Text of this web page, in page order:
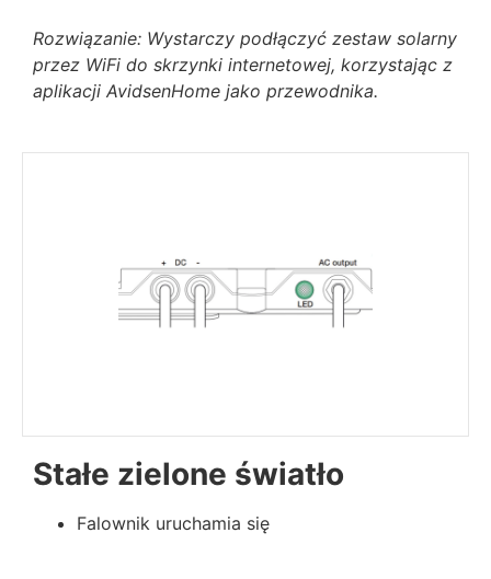
Rozwiązanie: Wystarczy podłączyć zestaw solarny
przez WiFi do skrzynki internetowej, korzystając z
aplikacji AvidsenHome jako przewodnika.
Stałe zielone światło
Falownik uruchamia się